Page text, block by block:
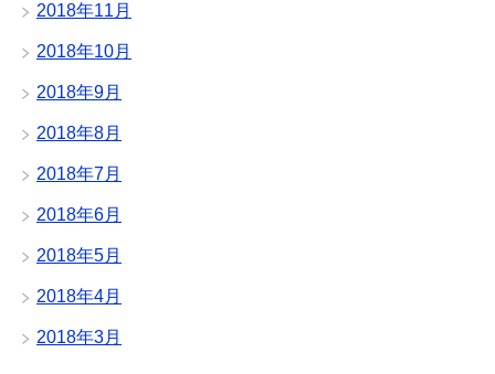
2018年11月
2018年10月
2018年9月
2018年8月
2018年7月
2018年6月
2018年5月
2018年4月
2018年3月